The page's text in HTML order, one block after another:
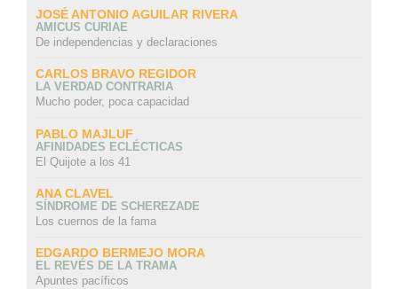
JOSÉ ANTONIO AGUILAR RIVERA
AMICUS CURIAE
De independencias y declaraciones
CARLOS BRAVO REGIDOR
LA VERDAD CONTRARIA
Mucho poder, poca capacidad
PABLO MAJLUF
AFINIDADES ECLÉCTICAS
El Quijote a los 41
ANA CLAVEL
SÍNDROME DE SCHEREZADE
Los cuernos de la fama
EDGARDO BERMEJO MORA
EL REVÉS DE LA TRAMA
Apuntes pacíficos